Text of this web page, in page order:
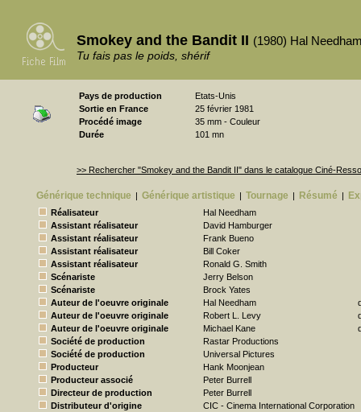
Smokey and the Bandit II (1980) Hal
Tu fais pas le poids, shérif
Pays de production
Etats-Unis
Sortie en France
25 février 1981
Procédé image
35 mm - Couleur
Durée
101 mn
>> Rechercher "Smokey and the Bandit II" dans le catalogue Ciné-
Générique technique | Générique artistique | Tournage | Résumé |
Réalisateur
Hal Needham
Assistant réalisateur
David Hamburger
Assistant réalisateur
Frank Bueno
Assistant réalisateur
Bill Coker
Assistant réalisateur
Ronald G. Smith
Scénariste
Jerry Belson
Scénariste
Brock Yates
Auteur de l'oeuvre originale
Hal Needham
Auteur de l'oeuvre originale
Robert L. Levy
Auteur de l'oeuvre originale
Michael Kane
Société de production
Rastar Productions
Société de production
Universal Pictures
Producteur
Hank Moonjean
Producteur associé
Peter Burrell
Directeur de production
Peter Burrell
Distributeur d'origine
CIC - Cinema International Corporation